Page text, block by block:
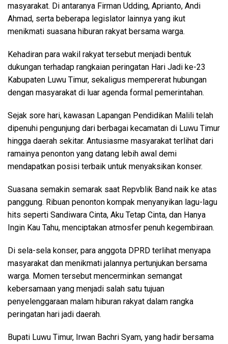
masyarakat. Di antaranya Firman Udding, Aprianto, Andi
Ahmad, serta beberapa legislator lainnya yang ikut
menikmati suasana hiburan rakyat bersama warga.
Kehadiran para wakil rakyat tersebut menjadi bentuk
dukungan terhadap rangkaian peringatan Hari Jadi ke-23
Kabupaten Luwu Timur, sekaligus mempererat hubungan
dengan masyarakat di luar agenda formal pemerintahan.
Sejak sore hari, kawasan Lapangan Pendidikan Malili telah
dipenuhi pengunjung dari berbagai kecamatan di Luwu Timur
hingga daerah sekitar. Antusiasme masyarakat terlihat dari
ramainya penonton yang datang lebih awal demi
mendapatkan posisi terbaik untuk menyaksikan konser.
Suasana semakin semarak saat Repvblik Band naik ke atas
panggung. Ribuan penonton kompak menyanyikan lagu-lagu
hits seperti Sandiwara Cinta, Aku Tetap Cinta, dan Hanya
Ingin Kau Tahu, menciptakan atmosfer penuh kegembiraan.
Di sela-sela konser, para anggota DPRD terlihat menyapa
masyarakat dan menikmati jalannya pertunjukan bersama
warga. Momen tersebut mencerminkan semangat
kebersamaan yang menjadi salah satu tujuan
penyelenggaraan malam hiburan rakyat dalam rangka
peringatan hari jadi daerah.
Bupati Luwu Timur, Irwan Bachri Syam, yang hadir bersama